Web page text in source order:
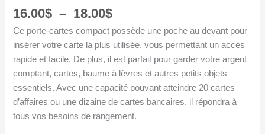
16.00$ – 18.00$Plage
de
prix :
16.00$
à
18.00$
Ce porte-cartes compact possède une poche au devant pour
insérer votre carte la plus utilisée, vous permettant un accès
rapide et facile. De plus, il est parfait pour garder votre argent
comptant, cartes, baume à lèvres et autres petits objets
essentiels. Avec une capacité pouvant atteindre 20 cartes
d’affaires ou une dizaine de cartes bancaires, il répondra à
tous vos besoins de rangement.